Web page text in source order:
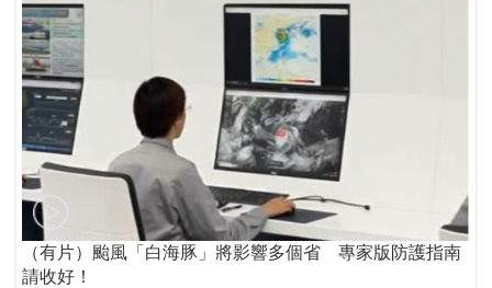
（有片）颱風「白海豚」將影響多個省 專家版防護指南
請收好！